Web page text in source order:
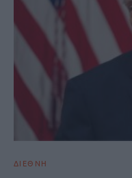
ΔΙΕΘΝΗ